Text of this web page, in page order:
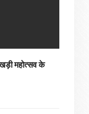
महोत्सव के